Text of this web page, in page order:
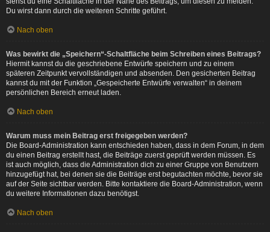
Du wirst dann durch die weiteren Schritte geführt.
Nach oben
Was bewirkt die „Speichern“-Schaltfläche beim Schreiben eines Beitrags?
Hiermit kannst du die geschriebene Entwürfe speichern und zu einem
späteren Zeitpunkt vervollständigen und absenden. Den gesicherten Beitrag
kannst du mit der Funktion „Gespeicherte Entwürfe verwalten“ in deinem
persönlichen Bereich erneut laden.
Nach oben
Warum muss mein Beitrag erst freigegeben werden?
Die Board-Administration kann entschieden haben, dass in dem Forum, in dem
du einen Beitrag erstellt hast, die Beiträge zuerst geprüft werden müssen. Es
ist auch möglich, dass die Administration dich zu einer Gruppe von Benutzern
hinzugefügt hat, bei denen sie die Beiträge erst begutachten möchte, bevor sie
auf der Seite sichtbar werden. Bitte kontaktiere die Board-Administration, wenn
du weitere Informationen dazu benötigst.
Nach oben